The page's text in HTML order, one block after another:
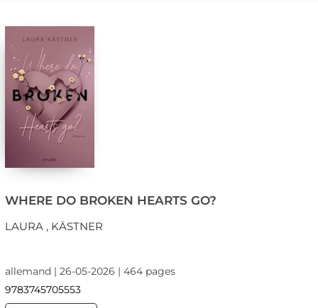
WHERE DO BROKEN HEARTS GO?
LAURA , KÄSTNER
allemand | 26-05-2026 | 464 pages
9783745705553